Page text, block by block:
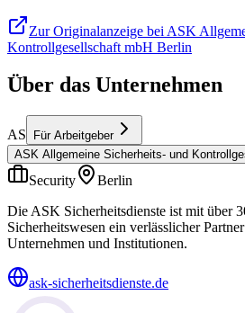
Zur Originalanzeige bei ASK
Kontrollgesellschaft mbH Berlin
Über das Unternehmen
AS
Für Arbeitgeber
ASK Allgemeine Sicherheits- und
Security
Berlin
Die ASK Sicherheitsdienste ist mit über
Sicherheitswesen ein verlässlicher
Unternehmen und Institutionen.
ask-sicherheitsdienste.de